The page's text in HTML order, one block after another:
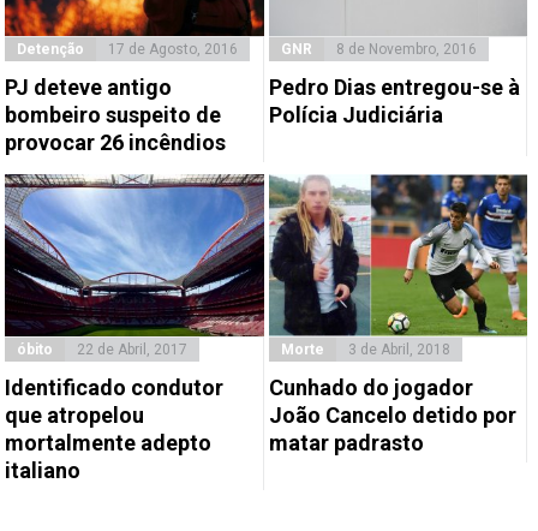
Detenção 17 de Agosto, 2016
PJ deteve antigo
bombeiro suspeito de
provocar 26 incêndios
GNR 8 de Novembro, 2016
Pedro Dias entregou-se à
Polícia Judiciária
óbito 22 de Abril, 2017
Identificado condutor
que atropelou
mortalmente adepto
italiano
Morte 3 de Abril, 2018
Cunhado do jogador
João Cancelo detido por
matar padrasto